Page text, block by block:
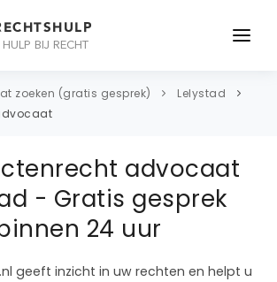
BIJ RECHT
zoeken (gratis gesprek)
Lelystad
advocaat
- Gratis gesprek
24 uur
geeft inzicht in uw rechten en helpt u